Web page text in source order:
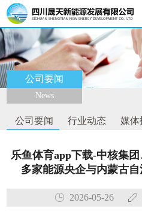
公司要闻
News
公司要闻 行业动态 媒体
乐鱼体育app下载-中核集
多家能源央企与内蒙古
2026-05-26